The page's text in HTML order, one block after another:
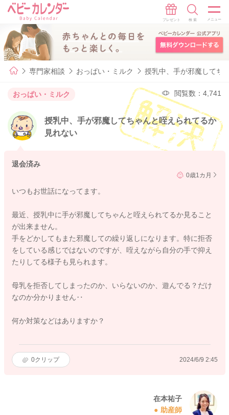
専門家相談 おっぱい・ミルク 授乳中、手が邪魔してち
おっぱい・ミルク 閲覧数：4,741
授乳中、手が邪魔してちゃんと咥えられてるか
見れない
退会済み
0歳1カ月
いつもお世話になってます。
最近、授乳中に手が邪魔してちゃんと咥えられてるか見ること
が出来ません。
手をどかしてもまた邪魔しての繰り返しになります。特に拒否
をしている感じではないのですが、咥えながら自分の手で抑え
たりしてる様子も見られます。
母乳を拒否してしまったのか、いらないのか、遊んでる？だけ
なのか分かりません‥
何か対策などはありますか？
0クリップ 2024/6/9 2:45
在本祐子
助産師